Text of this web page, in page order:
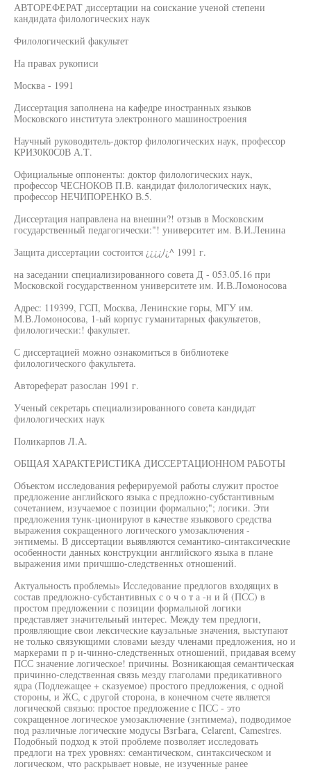
АВТОРЕФЕРАТ диссертации на соискание ученой степени
кандидата филологических наук
Филологический факультет
На правах рукописи
Москва - 1991
Диссертация заполнена на кафедре иностранных языков
Московского института электронного машиностроения
Научный руководитель-доктор филологических наук, профессор
КРИ30К0С0В А.Т.
Официальные оппоненты: доктор филологических наук,
профессор ЧЕСНОКОВ П.В. кандидат филологических наук,
профессор НЕЧИПОРЕНКО В.5.
Диссертация направлена на внешни?! отзыв в Московским
государственный педагогически:"! университет им. В.И.Ленина
Защита диссертации состоится ¿¿¿¿/¿^ 1991 г.
на заседании специализированного совета Д - 053.05.16 при
Московской государственном университете им. И.В.Ломоносова
Адрес: 119399, ГСП, Москва, Ленинские горы, МГУ им.
М.В.Ломоносова, 1-ый корпус гуманитарных факультетов,
филологически:! факультет.
С диссертацией можно ознакомиться в библиотеке
филологического факультета.
Автореферат разослан 1991 г.
Ученый секретарь специализированного совета кандидат
филологических наук
Поликарпов Л.А.
ОБЩАЯ ХАРАКТЕРИСТИКА ДИССЕРТАЦИОННОМ РАБОТЫ
Объектом исследования реферируемой работы служит простое
предложение английского языка с предложно-субстантивным
сочетанием, изучаемое с позиции формально;"; логики. Эти
предложения тунк-ционируют в качестве языкового средства
выражения сокращенного логического умозаключения -
энтимемы. В диссертации выявляются семантико-синтаксические
особенности данных конструкции английского языка в плане
выражения ими причшшо-следственньх отношений.
Актуальность проблемы» Исследование предлогов входящих в
состав предложно-субстантивных с о ч о т а -н и й (ПСС) в
простом предложении с позиции формальной логики
представляет значительный интерес. Между тем предлоги,
проявляющие свои лексические каузальные значения, выступают
не только связующими словами ыезду членами предложения, но и
маркерами п р и-чинно-следственных отношений, придавая всему
ПСС значение логическое! причины. Возникающая семантическая
причинно-следственная связь мезду глаголами предикативного
ядра (Подлежащее + сказуемое) простого предложения, с одной
стороны, и ЖС, с другой сторона, в конечном счете является
логической связью: простое предложение с ПСС - это
сокращенное логическое умозаключение (знтимема), подводимое
под различные логические модусы ВзгЬага, Celarent, Camestres.
Подобный подход к этой проблеме позволяет исследовать
предлоги на трех уровнях: семантическом, синтаксическом и
логическом, что раскрывает новые, не изученные ранее